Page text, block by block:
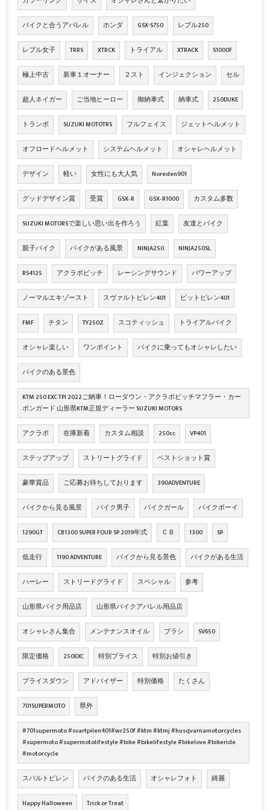
バイクと合うアパレル ホンダ GSX-S750 レブル250
レブル女子 TRRS XTRCK トライアル XTRACK S1000F
極上中古 新車１オーナー ２スト インジェクション セル
超人ネイガー ご当地ヒーロー 御納車式 納車式 250DUKE
トランポ SUZUKI MOTOTRS フルフェイス ジェットヘルメット
オフロードヘルメット システムヘルメット オシャレヘルメット
デザイン 軽い 女性にも大人気 Noreden901
グッドデザイン賞 受賞 GSX‐R GSX‐R1000 カスタム多数
SUZUKI MOTORSで楽しい思い出を作ろう 紅葉 友達とバイク
親子バイク バイクがある風景 NINJA250 NINJA250SL
RS4125 アクラボビッチ レーシングサウンド パワーアップ
ノーマルエキゾースト スヴァルトピレン401 ビットピレン401
FMF チタン TY250Z スコティッシュ トライアルバイク
オシャレ楽しい ワンポイント バイクに乗ってもオシャレしたい
バイクのある景色
KTM 250 EXC TPI 2022ご納車！ローダウン・アクラポビッチマフラー・カー
ボンガード 山形県KTM正規ディーラー SUZUKI MOTORS
アクラポ 在庫新着 カスタム相談 250cc VP401
ステップアップ ストリートグライド ベストショット賞
豪華賞品 ご応募お待ちしております 390ADVENTURE
バイクから見る風景 バイク男子 バイクガール バイクボーイ
1290GT CB1300 SUPER FOUR SP 2019年式 ＣＢ 1300 SP
低走行 1190 ADVENTURE バイクから見る景色 バイクがある生活
ハーレー ストリードグライド スペシャル 参考
山形県バイク用品店 山形県バイクアパレル用品店
オシャレさん集合 メンテナンスオイル ブラシ SV650
限定価格 250EXC 特別プライス 特別お値引き
プライスダウン アドバイザー 特別価格 たくさん
701SUPERMOTO 県外
#701supermoto #svartpilen401#wr250f #ktm #ktmj #husqvarnamotorcycles
#supermoto #supermotolifestyle #bike #bikelifestyle #bikelove #bikeride
#motorcycle
スバルトピレン バイクのある生活 オシャレフォト 綺麗
Happy Halloween Trick or Treat